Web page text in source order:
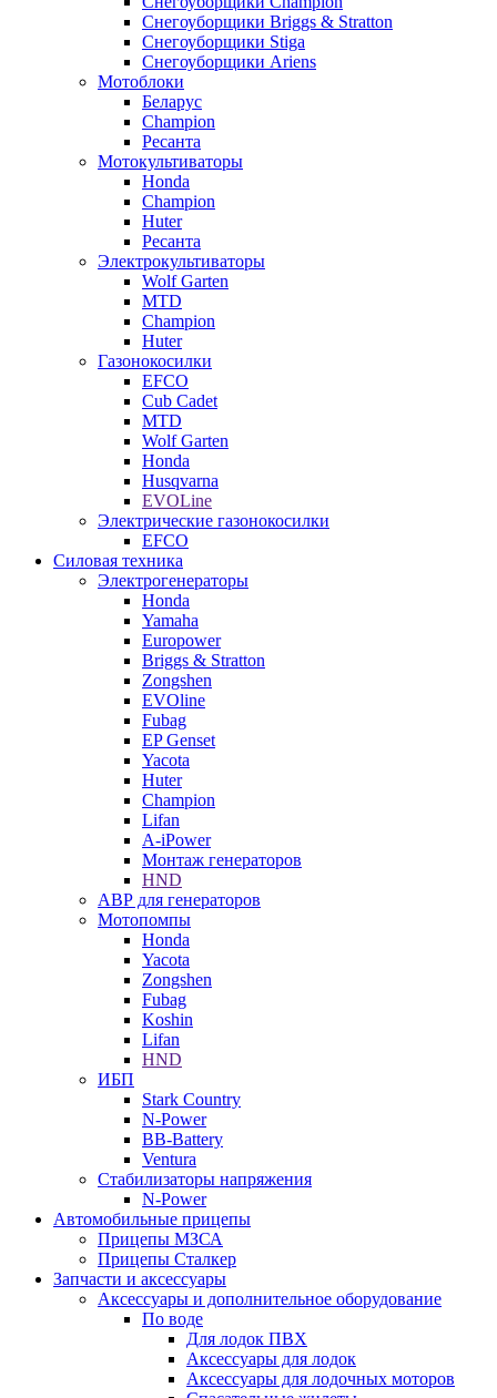
Снегоуборщики Briggs & Stratton
Снегоуборщики Stiga
Снегоуборщики Ariens
Мотоблоки
Беларус
Champion
Ресанта
Мотокультиваторы
Honda
Champion
Huter
Ресанта
Электрокультиваторы
Wolf Garten
MTD
Champion
Huter
Газонокосилки
EFCO
Cub Cadet
MTD
Wolf Garten
Honda
Husqvarna
EVOLine
Электрические газонокосилки
EFCO
Силовая техника
Электрогенераторы
Honda
Yamaha
Europower
Briggs & Stratton
Zongshen
EVOline
Fubag
EP Genset
Yacota
Huter
Champion
Lifan
A-iPower
Монтаж генераторов
HND
АВР для генераторов
Мотопомпы
Honda
Yacota
Zongshen
Fubag
Koshin
Lifan
HND
ИБП
Stark Country
N-Power
BB-Battery
Ventura
Стабилизаторы напряжения
N-Power
Автомобильные прицепы
Прицепы МЗСА
Прицепы Сталкер
Запчасти и аксессуары
Аксессуары и дополнительное оборудование
По воде
Для лодок ПВХ
Аксессуары для лодок
Аксессуары для лодочных моторов